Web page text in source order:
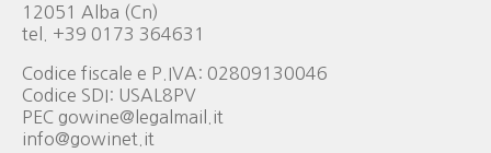
12051 Alba (Cn)
tel. +39 0173 364631
Codice fiscale e P.IVA: 02809130046
Codice SDI: USAL8PV
PEC gowine@legalmail.it
info@gowinet.it